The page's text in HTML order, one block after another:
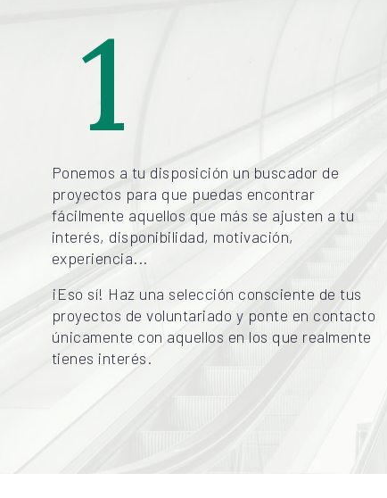
1
Ponemos a tu disposición un buscador de
proyectos para que puedas encontrar
fácilmente aquellos que más se ajusten a tu
interés, disponibilidad, motivación,
experiencia...
¡Eso sí! Haz una selección consciente de tus
proyectos de voluntariado y ponte en contacto
únicamente con aquellos en los que realmente
tienes interés.